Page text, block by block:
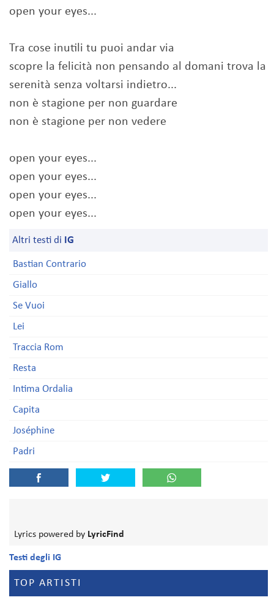
open your eyes...
Tra cose inutili tu puoi andar via
scopre la felicità non pensando al domani trova la
serenità senza voltarsi indietro...
non è stagione per non guardare
non è stagione per non vedere
open your eyes...
open your eyes...
open your eyes...
open your eyes...
Altri testi di IG
Bastian Contrario
Giallo
Se Vuoi
Lei
Traccia Rom
Resta
Intima Ordalia
Capita
Joséphine
Padri
Lyrics powered by LyricFind
Testi degli IG
TOP ARTISTI